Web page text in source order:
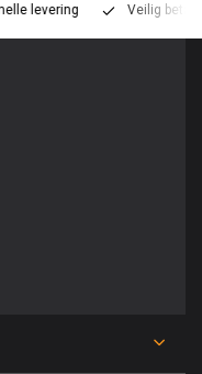
levering Veilig betalen